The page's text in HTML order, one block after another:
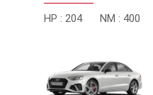
HP : 204 NM : 400